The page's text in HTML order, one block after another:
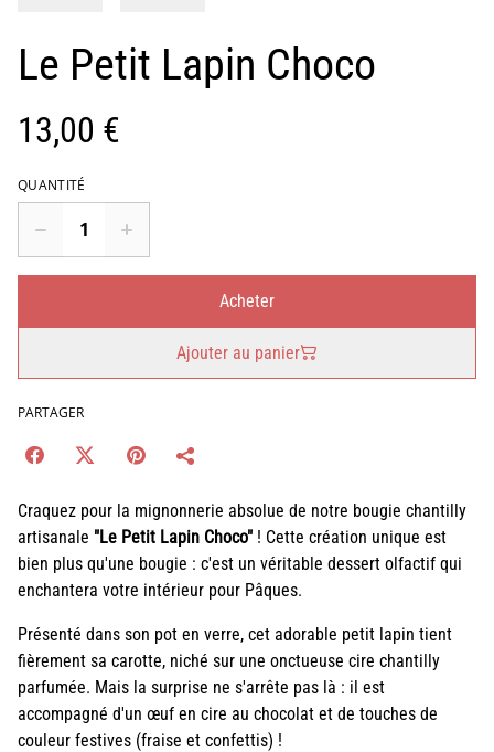
Le Petit Lapin Choco
13,00 €
QUANTITÉ
Acheter
Ajouter au panier
PARTAGER
Craquez pour la mignonnerie absolue de notre bougie chantilly
artisanale "Le Petit Lapin Choco" ! Cette création unique est
bien plus qu'une bougie : c'est un véritable dessert olfactif qui
enchantera votre intérieur pour Pâques.
Présenté dans son pot en verre, cet adorable petit lapin tient
fièrement sa carotte, niché sur une onctueuse cire chantilly
parfumée. Mais la surprise ne s'arrête pas là : il est
accompagné d'un œuf en cire au chocolat et de touches de
couleur festives (fraise et confettis) !